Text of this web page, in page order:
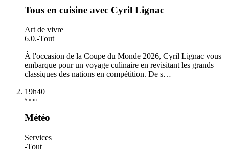
Tous en cuisine avec Cyril Lignac
Art de vivre
6.0.-Tout
À l'occasion de la Coupe du Monde 2026, Cyril Lignac vous
embarque pour un voyage culinaire en revisitant les grands
classiques des nations en compétition. De s…
19h40
5 min
Météo
Services
-Tout